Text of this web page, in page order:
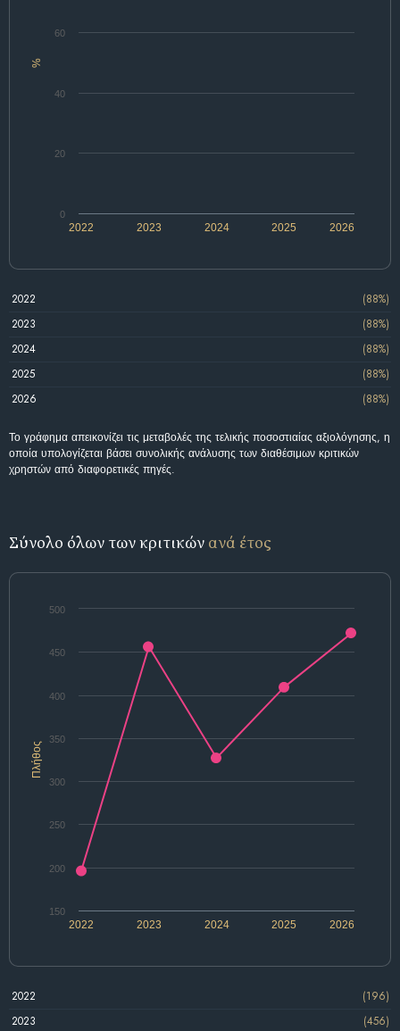
%
2022 2024 2026
2023 2025
0
20
40
60
2022
(88%)
2023
(88%)
2024
(88%)
2025
(88%)
2026
(88%)
Το γράφημα απεικονίζει τις μεταβολές της τελικής ποσοστιαίας αξιολόγησης, η
οποία υπολογίζεται βάσει συνολικής ανάλυσης των διαθέσιμων κριτικών
χρηστών από διαφορετικές πηγές.
Σύνολο όλων των κριτικών ανά έτος
Πλήθος
2025
2022 2023 2024 2026
150
200
250
300
350
400
450
500
2022
(196)
2023
(456)